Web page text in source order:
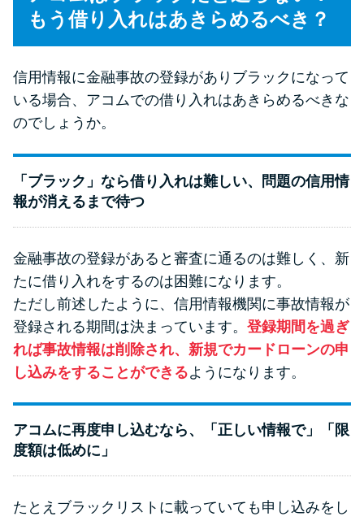
もう借り入れはあきらめるべき？
信用情報に金融事故の登録がありブラックになって
いる場合、アコムでの借り入れはあきらめるべきな
のでしょうか。
「ブラック」なら借り入れは難しい、問題の信用情
報が消えるまで待つ
金融事故の登録があると審査に通るのは難しく、新
たに借り入れをするのは困難になります。
ただし前述したように、信用情報機関に事故情報が
登録される期間は決まっています。 登録期間を過ぎ
れば事故情報は削除され、新規でカードローンの申
し込みをすることができるようになります。
アコムに再度申し込むなら、「正しい情報で」「限
度額は低めに」
たとえブラックリストに載っていても申し込みをし